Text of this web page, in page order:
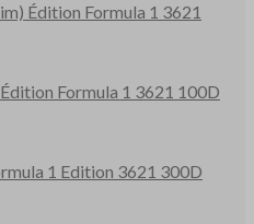
Édition Formula 1 3621 100D